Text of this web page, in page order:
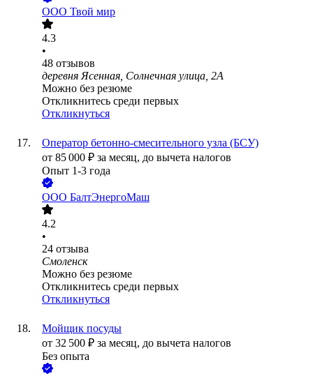
ООО Твой мир
4.3
•
48 отзывов
деревня Ясенная, Солнечная улица, 2А
Можно без резюме
Откликнитесь среди первых
Откликнуться
Оператор бетонно-смесительного узла (БСУ)
от 85 000 ₽ за месяц, до вычета налогов
Опыт 1-3 года
ООО БалтЭнергоМаш
4.2
•
24 отзыва
Смоленск
Можно без резюме
Откликнитесь среди первых
Откликнуться
Мойщик посуды
от 32 500 ₽ за месяц, до вычета налогов
Без опыта